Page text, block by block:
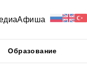
Афиша
Образование